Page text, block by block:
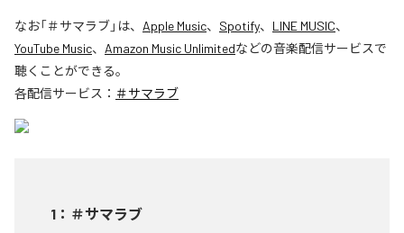
なお「＃サマラブ」は、 Apple Music、 Spotify、 LINE MUSIC、
YouTube Music、 Amazon Music Unlimitedなどの音楽配信サービスで
聴くことができる。
各配信サービス： ＃サマラブ
1 ： ＃サマラブ